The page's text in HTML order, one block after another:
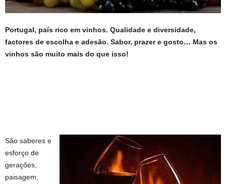
Portugal, país rico em vinhos. Qualidade e diversidade,
factores de escolha e adesão. Sabor, prazer e gosto… Mas os
vinhos são muito mais do que isso!
São saberes e
esforço de
gerações,
paisagem,